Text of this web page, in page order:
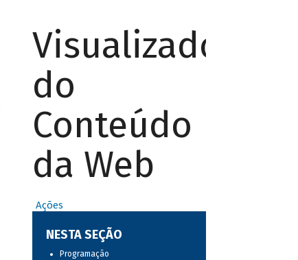
Visualizador
do
Conteúdo
da Web
Ações
NESTA SEÇÃO
Programação